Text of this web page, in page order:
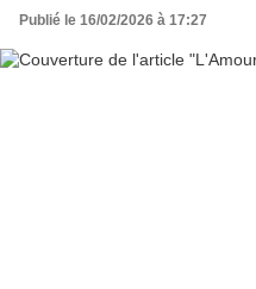
Publié le 16/02/2026 à 17:27